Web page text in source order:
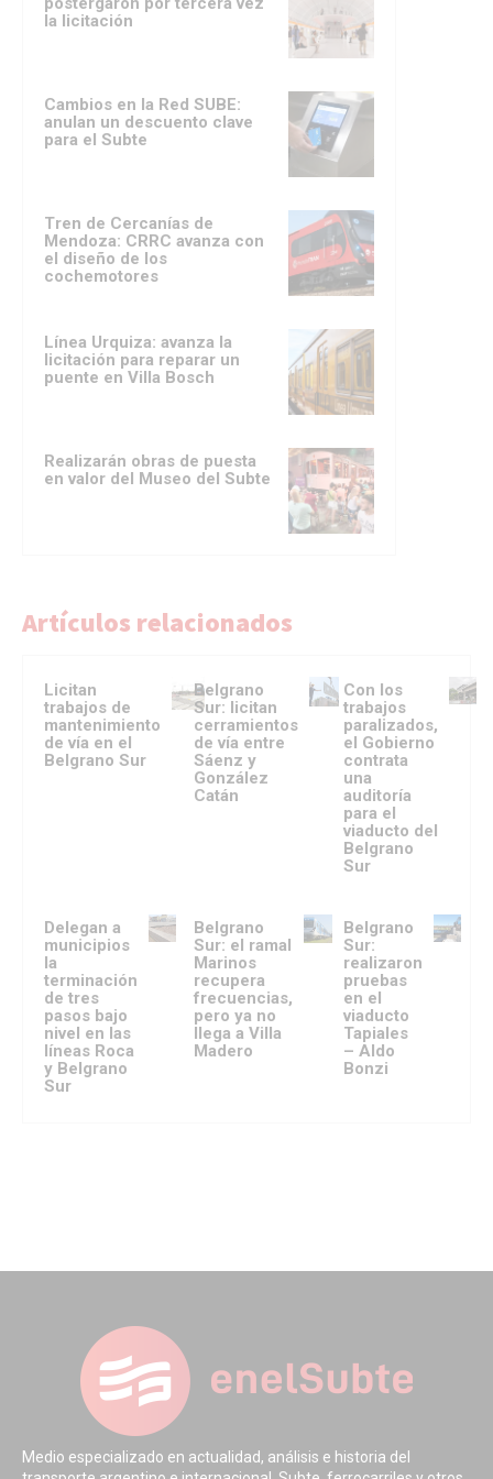
la licitación
Cambios en la Red SUBE:
anulan un descuento clave
para el Subte
Tren de Cercanías de
Mendoza: CRRC avanza con
el diseño de los
cochemotores
Línea Urquiza: avanza la
licitación para reparar un
puente en Villa Bosch
Realizarán obras de puesta
en valor del Museo del Subte
Artículos relacionados
Licitan
trabajos de
mantenimiento
de vía en el
Belgrano Sur
Belgrano
Sur: licitan
cerramientos
de vía entre
Sáenz y
González
Catán
Con los
trabajos
paralizados,
el Gobierno
contrata
una
auditoría
para el
viaducto del
Belgrano
Sur
Delegan a
municipios
la
terminación
de tres
pasos bajo
nivel en las
líneas Roca
y Belgrano
Sur
Belgrano
Sur: el ramal
Marinos
recupera
frecuencias,
pero ya no
llega a Villa
Madero
Belgrano
Sur:
realizaron
pruebas
en el
viaducto
Tapiales
– Aldo
Bonzi
Medio especializado en actualidad, análisis e historia del